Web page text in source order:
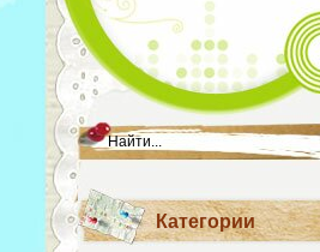
Категории